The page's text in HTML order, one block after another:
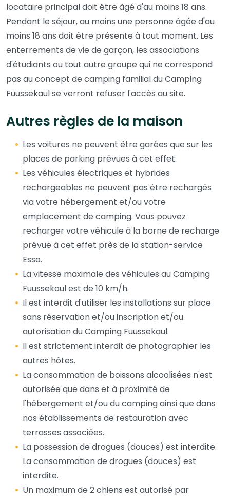
locataire principal doit être âgé d'au moins 18 ans.
Pendant le séjour, au moins une personne âgée d'au
moins 18 ans doit être présente à tout moment. Les
enterrements de vie de garçon, les associations
d'étudiants ou tout autre groupe qui ne correspond
pas au concept de camping familial du Camping
Fuussekaul se verront refuser l'accès au site.
Autres règles de la maison
Les voitures ne peuvent être garées que sur les
places de parking prévues à cet effet.
Les véhicules électriques et hybrides
rechargeables ne peuvent pas être rechargés
via votre hébergement et/ou votre
emplacement de camping. Vous pouvez
recharger votre véhicule à la borne de recharge
prévue à cet effet près de la station-service
Esso.
La vitesse maximale des véhicules au Camping
Fuussekaul est de 10 km/h.
Il est interdit d'utiliser les installations sur place
sans réservation et/ou inscription et/ou
autorisation du Camping Fuussekaul.
Il est strictement interdit de photographier les
autres hôtes.
La consommation de boissons alcoolisées n'est
autorisée que dans et à proximité de
l'hébergement et/ou du camping ainsi que dans
nos établissements de restauration avec
terrasses associées.
La possession de drogues (douces) est interdite.
La consommation de drogues (douces) est
interdite.
Un maximum de 2 chiens est autorisé par